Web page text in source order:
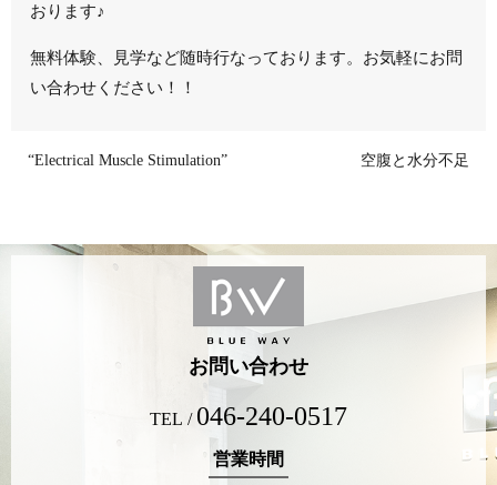
おります♪
無料体験、見学など随時行なっております。お気軽にお問
い合わせください！！
“Electrical Muscle Stimulation” 空腹と水分不足
お問い合わせ
TEL / 046-240-0517
営業時間